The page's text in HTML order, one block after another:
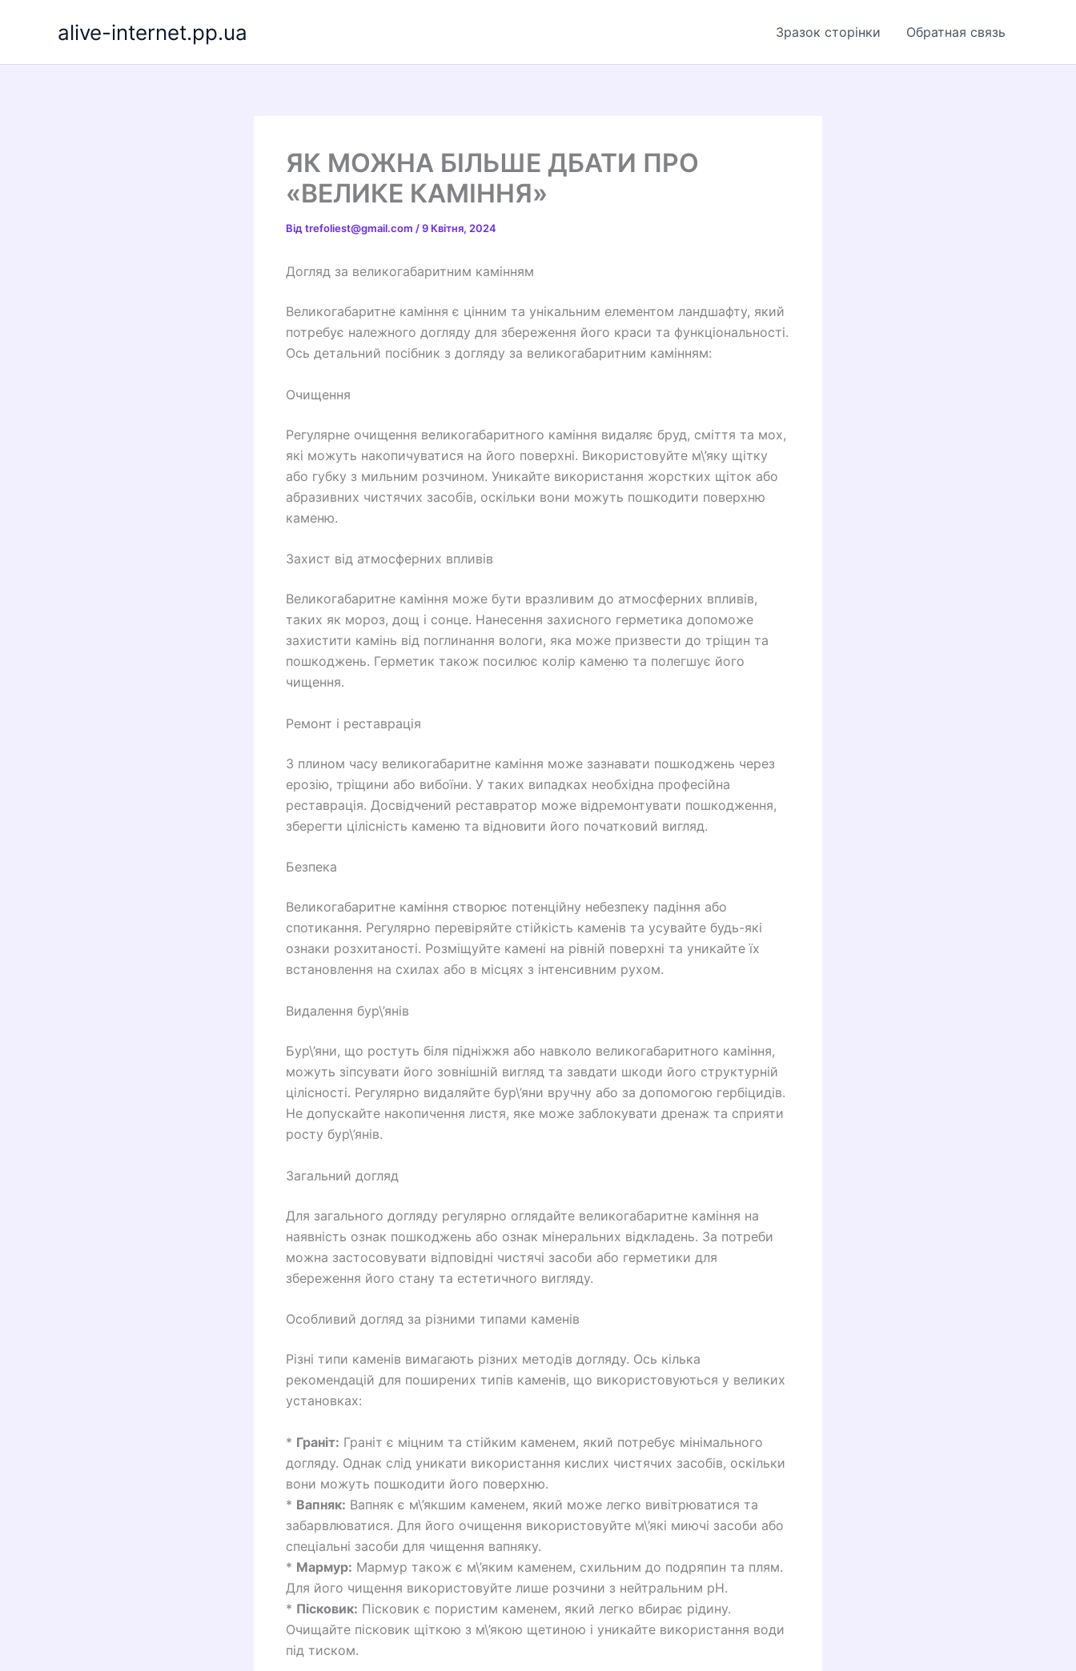
alive-internet.pp.ua Зразок сторінки Обратная связь
ЯК МОЖНА БІЛЬШЕ ДБАТИ ПРО
«ВЕЛИКЕ КАМІННЯ»
Від trefoliest@gmail.com /9 Квітня, 2024
Догляд за великогабаритним камінням
Великогабаритне каміння є цінним та унікальним елементом ландшафту, який
потребує належного догляду для збереження його краси та функціональності.
Ось детальний посібник з догляду за великогабаритним камінням:
Очищення
Регулярне очищення великогабаритного каміння видаляє бруд, сміття та мох,
які можуть накопичуватися на його поверхні. Використовуйте м\’яку щітку
або губку з мильним розчином. Уникайте використання жорстких щіток або
абразивних чистячих засобів, оскільки вони можуть пошкодити поверхню
каменю.
Захист від атмосферних впливів
Великогабаритне каміння може бути вразливим до атмосферних впливів,
таких як мороз, дощ і сонце. Нанесення захисного герметика допоможе
захистити камінь від поглинання вологи, яка може призвести до тріщин та
пошкоджень. Герметик також посилює колір каменю та полегшує його
чищення.
Ремонт і реставрація
З плином часу великогабаритне каміння може зазнавати пошкоджень через
ерозію, тріщини або вибоїни. У таких випадках необхідна професійна
реставрація. Досвідчений реставратор може відремонтувати пошкодження,
зберегти цілісність каменю та відновити його початковий вигляд.
Безпека
Великогабаритне каміння створює потенційну небезпеку падіння або
спотикання. Регулярно перевіряйте стійкість каменів та усувайте будь-які
ознаки розхитаності. Розміщуйте камені на рівній поверхні та уникайте їх
встановлення на схилах або в місцях з інтенсивним рухом.
Видалення бур\’янів
Бур\’яни, що ростуть біля підніжжя або навколо великогабаритного каміння,
можуть зіпсувати його зовнішній вигляд та завдати шкоди його структурній
цілісності. Регулярно видаляйте бур\’яни вручну або за допомогою гербіцидів.
Не допускайте накопичення листя, яке може заблокувати дренаж та сприяти
росту бур\’янів.
Загальний догляд
Для загального догляду регулярно оглядайте великогабаритне каміння на
наявність ознак пошкоджень або ознак мінеральних відкладень. За потреби
можна застосовувати відповідні чистячі засоби або герметики для
збереження його стану та естетичного вигляду.
Особливий догляд за різними типами каменів
Різні типи каменів вимагають різних методів догляду. Ось кілька
рекомендацій для поширених типів каменів, що використовуються у великих
установках:
* Граніт: Граніт є міцним та стійким каменем, який потребує мінімального
догляду. Однак слід уникати використання кислих чистячих засобів, оскільки
вони можуть пошкодити його поверхню.
* Вапняк: Вапняк є м\’якшим каменем, який може легко вивітрюватися та
забарвлюватися. Для його очищення використовуйте м\’які миючі засоби або
спеціальні засоби для чищення вапняку.
* Мармур: Мармур також є м\’яким каменем, схильним до подряпин та плям.
Для його чищення використовуйте лише розчини з нейтральним pH.
* Пісковик: Пісковик є пористим каменем, який легко вбирає рідину.
Очищайте пісковик щіткою з м\’якою щетиною і уникайте використання води
під тиском.